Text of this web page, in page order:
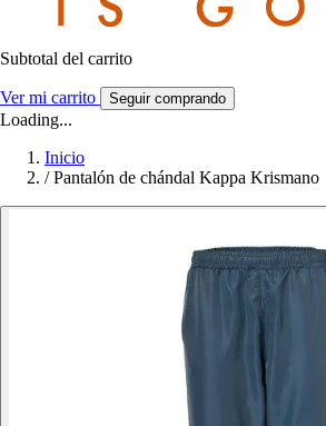
Subtotal del carrito
Ver mi carrito Seguir comprando
Loading...
Inicio
/ Pantalón de chándal Kappa Krismano